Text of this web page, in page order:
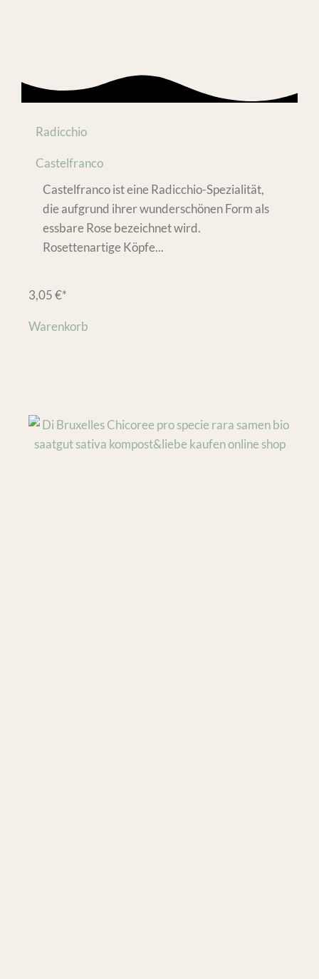
Radicchio
Castelfranco
Castelfranco ist eine Radicchio-Spezialität,
die aufgrund ihrer wunderschönen Form als
essbare Rose bezeichnet wird.
Rosettenartige Köpfe...
3,05€*
Warenkorb